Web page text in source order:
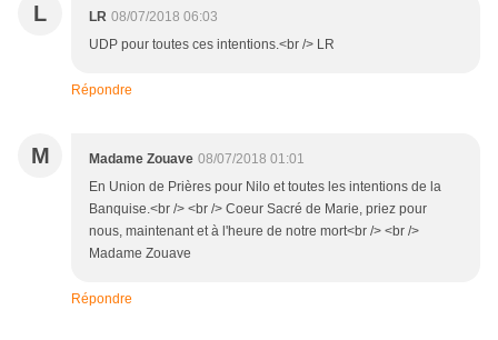
L LR 08/07/2018 06:03
UDP pour toutes ces intentions.<br /> LR
Répondre
M Madame Zouave 08/07/2018 01:01
En Union de Prières pour Nilo et toutes les intentions de la
Banquise.<br /> <br /> Coeur Sacré de Marie, priez pour
nous, maintenant et à l'heure de notre mort<br /> <br />
Madame Zouave
Répondre